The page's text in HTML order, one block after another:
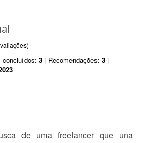
concluídos: 3 | Recomendações: 3 |
de uma freelancer que una